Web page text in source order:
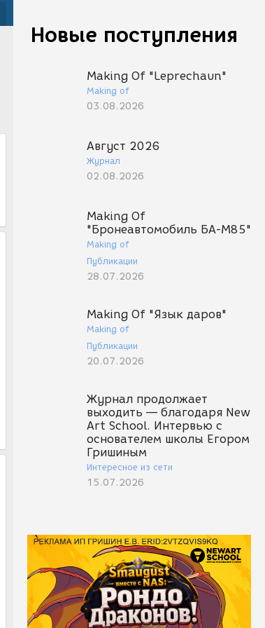
Новые поступления
Making Of "Leprechaun"
Making of
03.08.2026
Август 2026
Журнал
02.08.2026
Making Of
"Бронеавтомобиль БА-М85"
Making of
Публикации
28.07.2026
Making Of "Язык даров"
Making of
Публикации
20.07.2026
Журнал продолжает
выходить — благодаря New
Art School. Интервью с
основателем школы Егором
Гришиным
Интересное из сети
15.07.2026